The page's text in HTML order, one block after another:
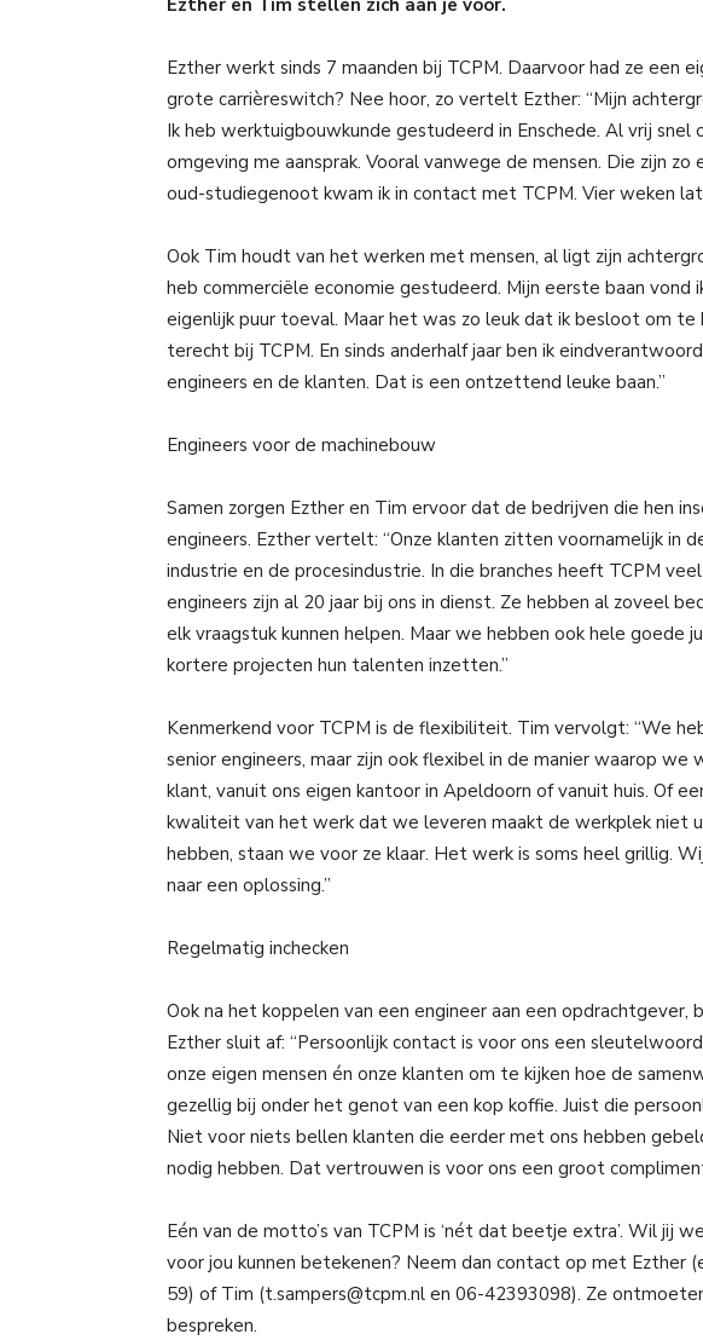
Ezther en Tim stellen zich aan je voor.
Ezther werkt sinds 7 maanden bij TCPM. Daarvoor had ze een
grote carrièreswitch? Nee hoor, zo vertelt Ezther: “Mijn
Ik heb werktuigbouwkunde gestudeerd in Enschede. Al vrij
omgeving me aansprak. Vooral vanwege de mensen. Die zijn zo
oud-studiegenoot kwam ik in contact met TCPM. Vier weken
Ook Tim houdt van het werken met mensen, al ligt zijn
heb commerciële economie gestudeerd. Mijn eerste baan vond
eigenlijk puur toeval. Maar het was zo leuk dat ik besloot om te
terecht bij TCPM. En sinds anderhalf jaar ben ik
engineers en de klanten. Dat is een ontzettend leuke baan.”
Engineers voor de machinebouw
Samen zorgen Ezther en Tim ervoor dat de bedrijven die hen
engineers. Ezther vertelt: “Onze klanten zitten voornamelijk in
industrie en de procesindustrie. In die branches heeft TCPM
engineers zijn al 20 jaar bij ons in dienst. Ze hebben al zoveel
elk vraagstuk kunnen helpen. Maar we hebben ook hele goede
kortere projecten hun talenten inzetten.”
Kenmerkend voor TCPM is de flexibiliteit. Tim vervolgt: “We
senior engineers, maar zijn ook flexibel in de manier waarop we
klant, vanuit ons eigen kantoor in Apeldoorn of vanuit huis. Of
kwaliteit van het werk dat we leveren maakt de werkplek niet
hebben, staan we voor ze klaar. Het werk is soms heel grillig.
naar een oplossing.”
Regelmatig inchecken
Ook na het koppelen van een engineer aan een opdrachtgever,
Ezther sluit af: “Persoonlijk contact is voor ons een
onze eigen mensen én onze klanten om te kijken hoe de
gezellig bij onder het genot van een kop koffie. Juist die
Niet voor niets bellen klanten die eerder met ons hebben
nodig hebben. Dat vertrouwen is voor ons een groot
Eén van de motto’s van TCPM is ‘nét dat beetje extra’. Wil jij
voor jou kunnen betekenen? Neem dan contact op met Ezther (
59) of Tim (t.sampers@tcpm.nl en 06-42393098). Ze
bespreken.